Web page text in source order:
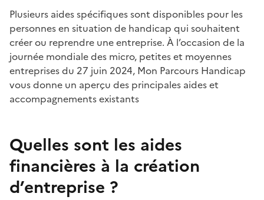
Plusieurs aides spécifiques sont disponibles pour les
personnes en situation de handicap qui souhaitent
créer ou reprendre une entreprise. À l’occasion de la
journée mondiale des micro, petites et moyennes
entreprises du 27 juin 2024, Mon Parcours Handicap
vous donne un aperçu des principales aides et
accompagnements existants
Quelles sont les aides
financières à la création
d’entreprise ?